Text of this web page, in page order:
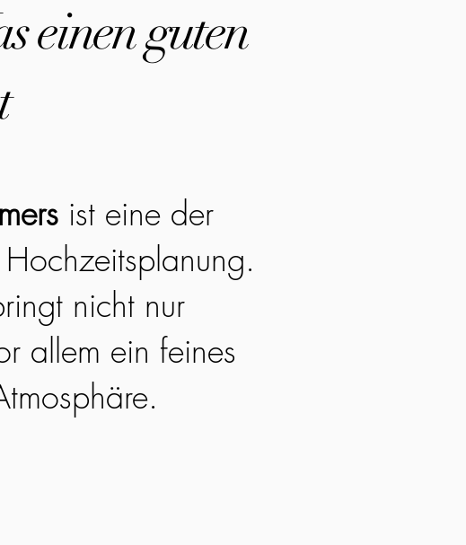
einen guten
ist eine der
nicht nur
allem ein feines